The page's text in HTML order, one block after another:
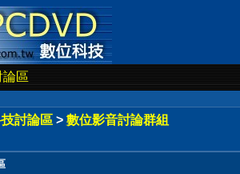
論區
討論區 > 數位影音討論群組